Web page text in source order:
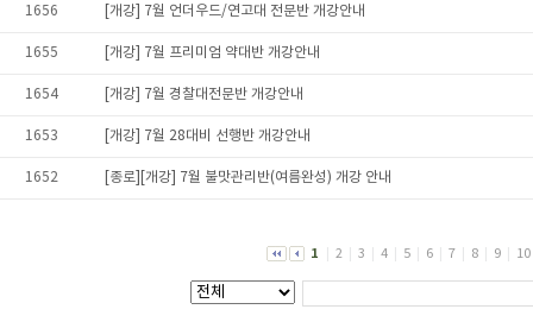
1656 [개강] 7월 언더우드/연고대 전문반 개강안내
1655 [개강] 7월 프리미엄 약대반 개강안내
1654 [개강] 7월 경찰대전문반 개강안내
1653 [개강] 7월 28대비 선행반 개강안내
1652 [종로][개강] 7월 불맛관리반(여름완성) 개강 안내
1 2 3 4 5 6 7 8 9 10